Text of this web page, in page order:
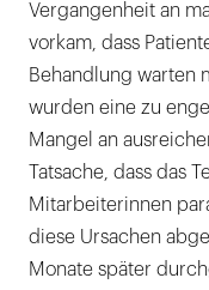
Vergangenheit an
vorkam, dass
Behandlung warten
wurden eine zu
Mangel an
Tatsache, dass das
Mitarbeiterinnen
diese Ursachen
Monate später